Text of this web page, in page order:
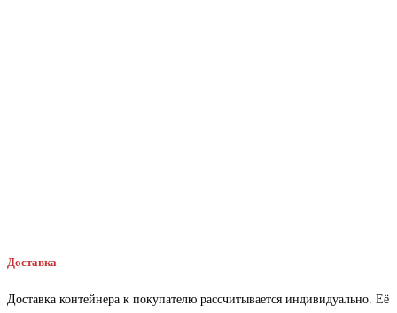
Доставка
Доставка контейнера к покупателю рассчитывается индивидуально. Её